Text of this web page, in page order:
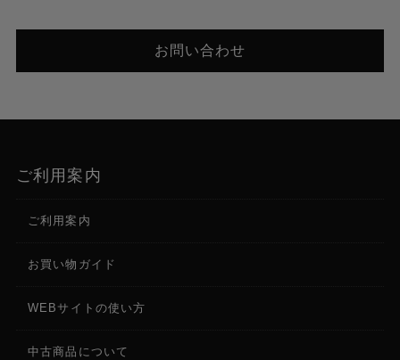
お問い合わせ
ご利用案内
ご利用案内
お買い物ガイド
WEBサイトの使い方
中古商品について